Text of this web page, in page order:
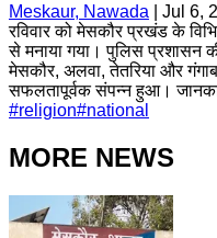
Meskaur, Nawada
Jul 6,
रविवार को मेसकौर प्रखंड के
से मनाया गया। पुलिस प्रशासन
मेसकौर, अलवा, तेतरिया और
सफलतापूर्वक संपन्न हुआ।
#religion#national
MORE NEWS